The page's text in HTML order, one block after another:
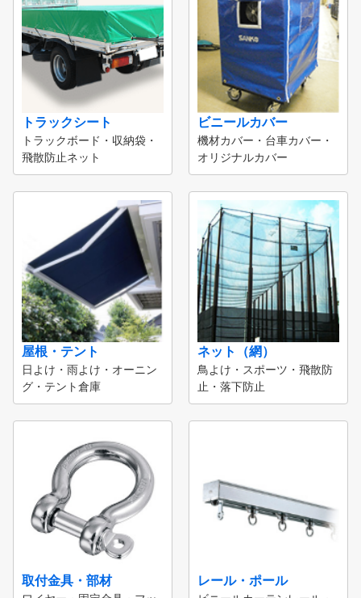
トラックシート
トラックボード・収納袋・
飛散防止ネット
ビニールカバー
機材カバー・台車カバー・
オリジナルカバー
屋根・テント
日よけ・雨よけ・オーニン
グ・テント倉庫
ネット（網）
鳥よけ・スポーツ・飛散防
止・落下防止
取付金具・部材 レール・ポール